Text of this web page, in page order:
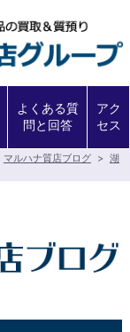
よくある質
問と回答
アク
セス
マルハナ質店ブログ > 湖